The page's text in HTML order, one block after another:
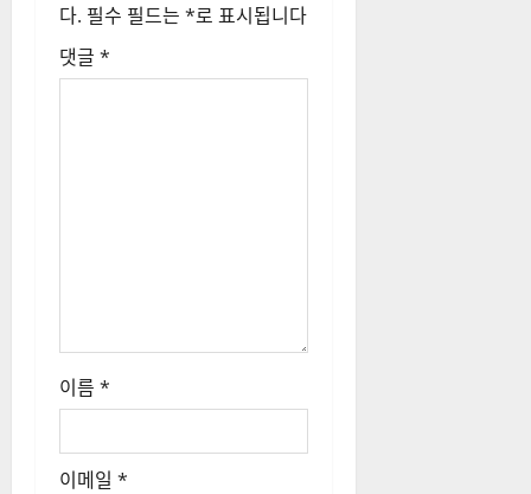
다. 필수 필드는 *로 표시됩니다
댓글 *
이름 *
이메일 *